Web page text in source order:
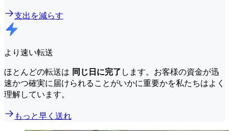
支出を減らす
より速い転送
ほとんどの転送は 同じ日に完了 します。お客様の資金が迅
速かつ確実に届けられることがいかに重要かを私たちはよく
理解しています。
もっと早く送れ